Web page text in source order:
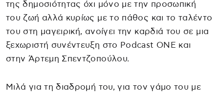
της δημοσιότητας όχι μόνο με την προσωπική
του ζωή αλλά κυρίως με το πάθος και το ταλέντο
του στη μαγειρική, ανοίγει την καρδιά του σε μια
ξεχωριστή συνέντευξη στο Podcast ONE και
στην Άρτεμη Σπεντζοπούλου.
Μιλά για τη διαδρομή του, για τον γάμο του με